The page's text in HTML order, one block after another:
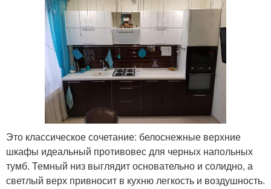
Это классическое сочетание: белоснежные верхние
шкафы идеальный противовес для черных напольных
тумб. Темный низ выглядит основательно и солидно, а
светлый верх привносит в кухню легкость и воздушность.